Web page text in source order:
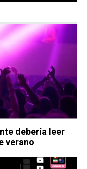
debería leer
verano